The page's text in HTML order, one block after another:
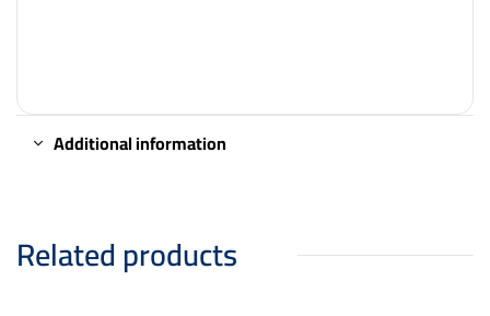
Additional information
Related products